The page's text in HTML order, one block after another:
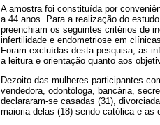
A amostra foi constituída por
a 44 anos. Para a realização do
preenchiam os seguintes critérios de
infertilidade e endometriose em
Foram ex­cluídas desta pesquisa, as
a leitura e orientação quanto aos
Dezoito das mulheres participantes
vendedora, odontóloga, bancária,
declararam-se casadas (31),
maioria delas (18) sendo católica e as